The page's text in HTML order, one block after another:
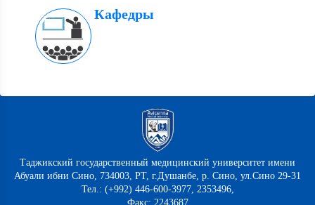
Кафедры
Таджикский государственный медицинский университет имени
Абуали ибни Сино, 734003, РТ, г.Душанбе, р. Сино, ул.Сино 29-31
Тел.: (+992) 446-600-3977, 2353496,
Факс: 2243687